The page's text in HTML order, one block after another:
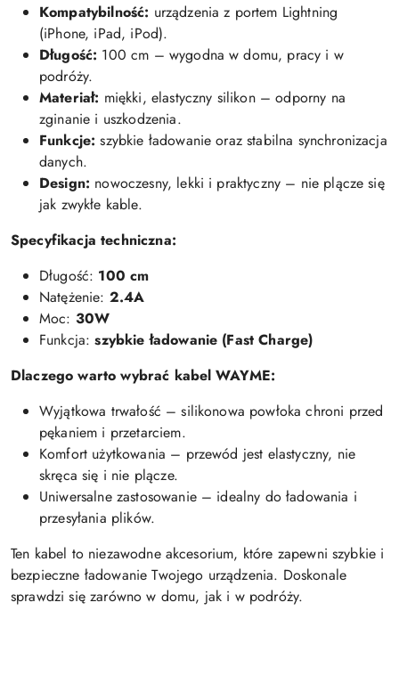
Kompatybilność: urządzenia z portem Lightning
(iPhone, iPad, iPod).
Długość: 100 cm – wygodna w domu, pracy i w
podróży.
Materiał: miękki, elastyczny silikon – odporny na
zginanie i uszkodzenia.
Funkcje: szybkie ładowanie oraz stabilna synchronizacja
danych.
Design: nowoczesny, lekki i praktyczny – nie plącze się
jak zwykłe kable.
Specyfikacja techniczna:
Długość: 100 cm
Natężenie: 2.4A
Moc: 30W
Funkcja:szybkie ładowanie (Fast Charge)
Dlaczego warto wybrać kabel WAYME:
Wyjątkowa trwałość – silikonowa powłoka chroni przed
pękaniem i przetarciem.
Komfort użytkowania – przewód jest elastyczny, nie
skręca się i nie plącze.
Uniwersalne zastosowanie – idealny do ładowania i
przesyłania plików.
Ten kabel to niezawodne akcesorium, które zapewni szybkie i
bezpieczne ładowanie Twojego urządzenia. Doskonale
sprawdzi się zarówno w domu, jak i w podróży.